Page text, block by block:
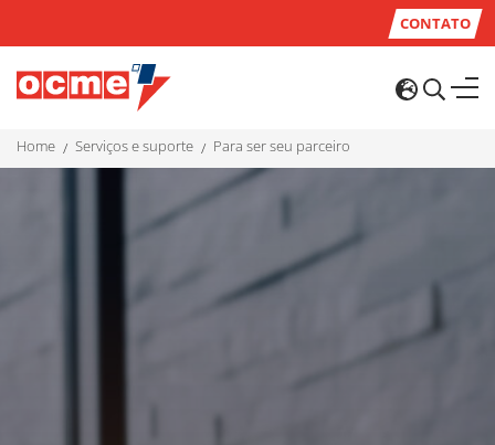
CONTATO
home serviços e suporte para ser seu parceiro